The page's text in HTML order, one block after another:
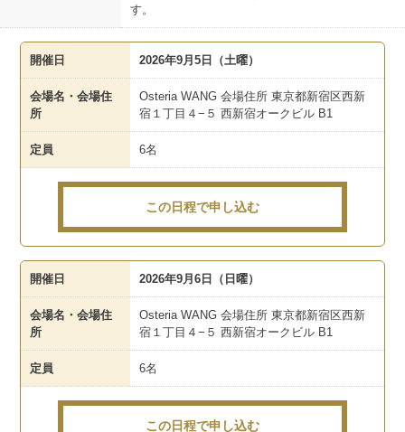
す。
開催日 2026年9月5日（土曜）
会場名・会場住
所
Osteria WANG 会場住所 東京都新宿区西新
宿１丁目４−５ 西新宿オークビル B1
定員 6名
この日程で申し込む
開催日 2026年9月6日（日曜）
会場名・会場住
所
Osteria WANG 会場住所 東京都新宿区西新
宿１丁目４−５ 西新宿オークビル B1
定員 6名
この日程で申し込む